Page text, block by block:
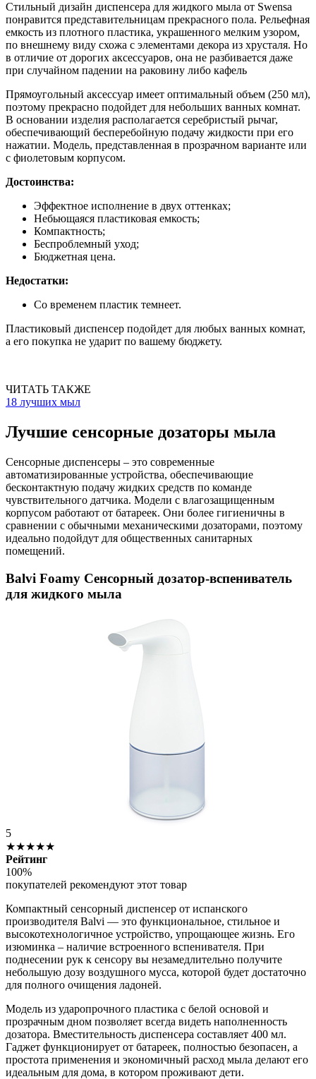
Стильный дизайн диспенсера для жидкого мыла от Swensa
понравится представительницам прекрасного пола. Рельефная
емкость из плотного пластика, украшенного мелким узором,
по внешнему виду схожа с элементами декора из хрусталя. Но
в отличие от дорогих аксессуаров, она не разбивается даже
при случайном падении на раковину либо кафель
Прямоугольный аксессуар имеет оптимальный объем (250 мл),
поэтому прекрасно подойдет для небольших ванных комнат.
В основании изделия располагается серебристый рычаг,
обеспечивающий бесперебойную подачу жидкости при его
нажатии. Модель, представленная в прозрачном варианте или
с фиолетовым корпусом.
Достоинства:
Эффектное исполнение в двух оттенках;
Небьющаяся пластиковая емкость;
Компактность;
Беспроблемный уход;
Бюджетная цена.
Недостатки:
Со временем пластик темнеет.
Пластиковый диспенсер подойдет для любых ванных комнат,
а его покупка не ударит по вашему бюджету.
ЧИТАТЬ ТАКЖЕ
18 лучших мыл
Лучшие сенсорные дозаторы мыла
Сенсорные диспенсеры – это современные
автоматизированные устройства, обеспечивающие
бесконтактную подачу жидких средств по команде
чувствительного датчика. Модели с влагозащищенным
корпусом работают от батареек. Они более гигиеничны в
сравнении с обычными механическими дозаторами, поэтому
идеально подойдут для общественных санитарных
помещений.
Balvi Foamy Сенсорный дозатор-вспениватель
для жидкого мыла
5
★★★★★
Рейтинг
100%
покупателей рекомендуют этот товар
Компактный сенсорный диспенсер от испанского
производителя Balvi — это функциональное, стильное и
высокотехнологичное устройство, упрощающее жизнь. Его
изюминка – наличие встроенного вспенивателя. При
поднесении рук к сенсору вы незамедлительно получите
небольшую дозу воздушного мусса, которой будет достаточно
для полного очищения ладоней.
Модель из ударопрочного пластика с белой основой и
прозрачным дном позволяет всегда видеть наполненность
дозатора. Вместительность диспенсера составляет 400 мл.
Гаджет функционирует от батареек, полностью безопасен, а
простота применения и экономичный расход мыла делают его
идеальным для дома, в котором проживают дети.